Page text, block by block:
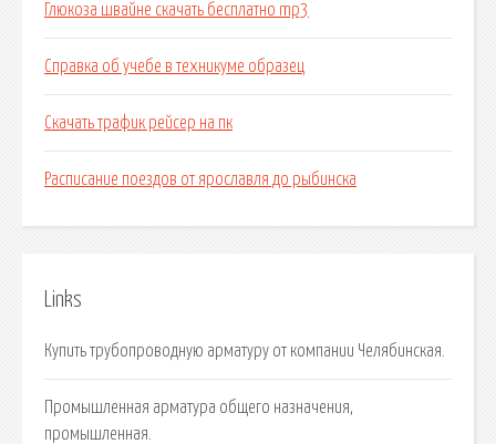
Глюкоза швайне скачать бесплатно mp3
Справка об учебе в техникуме образец
Скачать трафик рейсер на пк
Расписание поездов от ярославля до рыбинска
Links
Купить трубопроводную арматуру от компании Челябинская.
Промышленная арматура общего назначения,
промышленная.